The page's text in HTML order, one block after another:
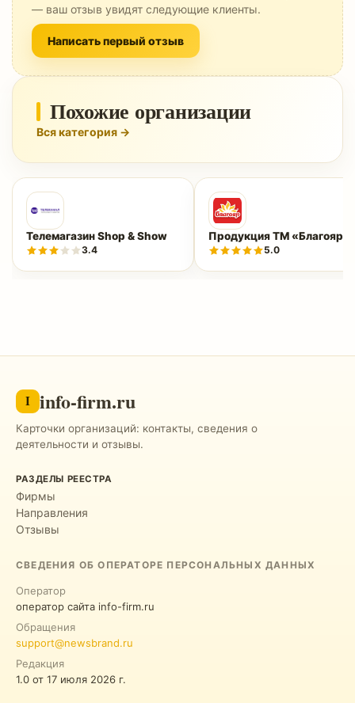
— ваш отзыв увидят следующие клиенты.
Написать первый отзыв
Похожие организации
Вся категория →
Телемагазин Shop & Show
3.4
Продукция ТМ «Благояр»
5.0
I info-firm.ru
Карточки организаций: контакты, сведения о
деятельности и отзывы.
РАЗДЕЛЫ РЕЕСТРА
Фирмы
Направления
Отзывы
СВЕДЕНИЯ ОБ ОПЕРАТОРЕ ПЕРСОНАЛЬНЫХ ДАННЫХ
Оператор
оператор сайта info-firm.ru
Обращения
support@newsbrand.ru
Редакция
1.0 от 17 июля 2026 г.